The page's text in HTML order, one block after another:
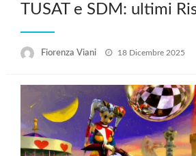
TUSAT e SDM: ultimi
Fiorenza Viani
Posted
18 Dicembre 2025